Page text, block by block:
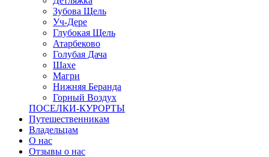
Зубова Щель
Уч-Дере
Глубокая Щель
Атарбеково
Голубая Дача
Шахе
Магри
Нижняя Беранда
Горный Воздух
ПОСЕЛКИ-КУРОРТЫ
Путешественникам
Владельцам
О нас
Отзывы о нас